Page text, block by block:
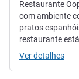
Restaurante
com ambiente
pratos
restaurante
Ver detalhes